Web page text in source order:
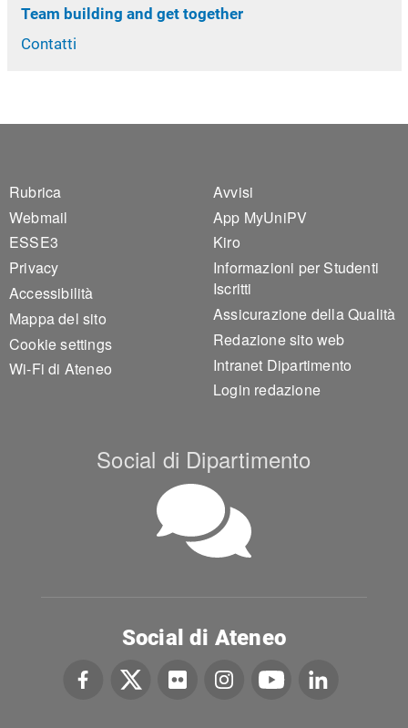
Team building and get together
Contatti
Footer 1
Rubrica
Webmail
ESSE3
Privacy
Accessibilità
Mappa del sito
Cookie settings
Wi-Fi di Ateneo
Footer 2
Avvisi
App MyUniPV
Kiro
Informazioni per Studenti
Iscritti
Assicurazione della Qualità
Redazione sito web
Intranet Dipartimento
Login redazione
Social di Dipartimento
Social di Ateneo